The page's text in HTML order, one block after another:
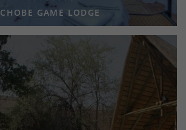
CHOBE GAME LODGE